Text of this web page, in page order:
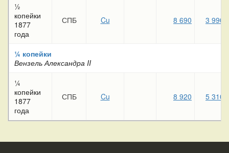
½
копейки
1877
года
СПБ Cu 8 690 3 990
¼ копейки
Вензель Александра II
¼
копейки
1877
года
СПБ Cu 8 920 5 310